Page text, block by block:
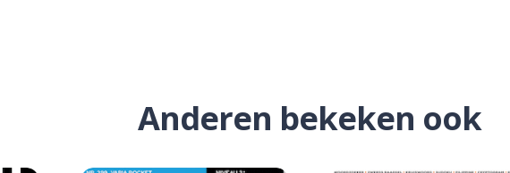
Anderen bekeken ook